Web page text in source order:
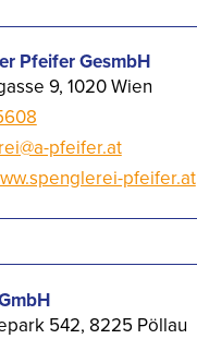
Pfeifer GesmbH
9, 1020 Wien
pfeifer.at
pfeifer.at
542, 8225 Pöllau